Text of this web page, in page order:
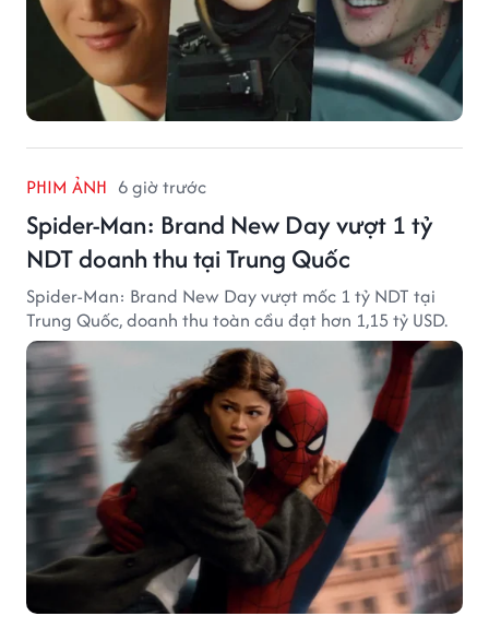
PHIM ẢNH 6 giờ trước
Spider-Man: Brand New Day vượt 1 tỷ
NDT doanh thu tại Trung Quốc
Spider-Man: Brand New Day vượt mốc 1 tỷ NDT tại
Trung Quốc, doanh thu toàn cầu đạt hơn 1,15 tỷ USD.